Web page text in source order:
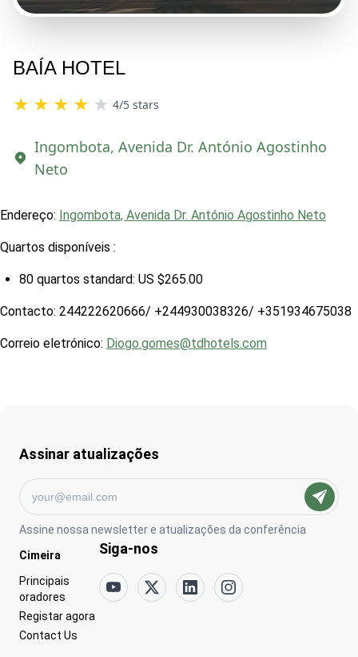
BAÍA HOTEL
★ ★ ★ ★ ★ 4/5 stars
Ingombota, Avenida Dr. António Agostinho
Neto
Endereço: Ingombota, Avenida Dr. António Agostinho Neto
Quartos disponíveis :
80 quartos standard: US $265.00
Contacto: 244222620666/ +244930038326/ +351934675038
Correio eletrónico: Diogo.gomes@tdhotels.com
Assinar atualizações
Assine nossa newsletter e atualizações da conferência
Cimeira
Go to:
Principais
oradores
Go to:
Registar agora
Go to:
Contact Us
Go to:
Siga-nos